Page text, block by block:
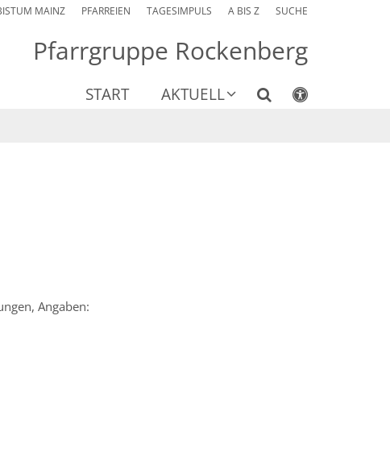
MAINZ PFARREIEN TAGESIMPULS A BIS Z SUCHE
Pfarrgruppe Rockenberg
START AKTUELL
Angaben: